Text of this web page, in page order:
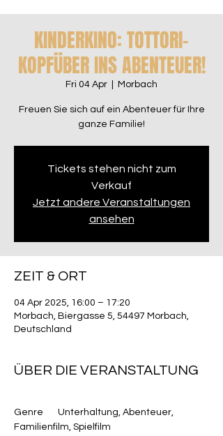
KINDERKINO: TOTTORI-
KOPFÜBER INS ABENTEUER!
Fri 04 Apr Morbach
Freuen Sie sich auf ein Abenteuer für Ihre
ganze Familie!
Tickets stehen nicht zum
Verkauf
Jetzt andere Veranstaltungen
ansehen
ZEIT & ORT
04 Apr 2025, 16:00 – 17:20
Morbach, Biergasse 5, 54497 Morbach,
Deutschland
ÜBER DIE VERANSTALTUNG
Genre       Unterhaltung, Abenteuer,
Familienfilm, Spielfilm